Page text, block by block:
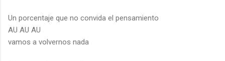
Un porcentaje que no convida el pensamiento
AU AU AU
vamos a volvernos nada